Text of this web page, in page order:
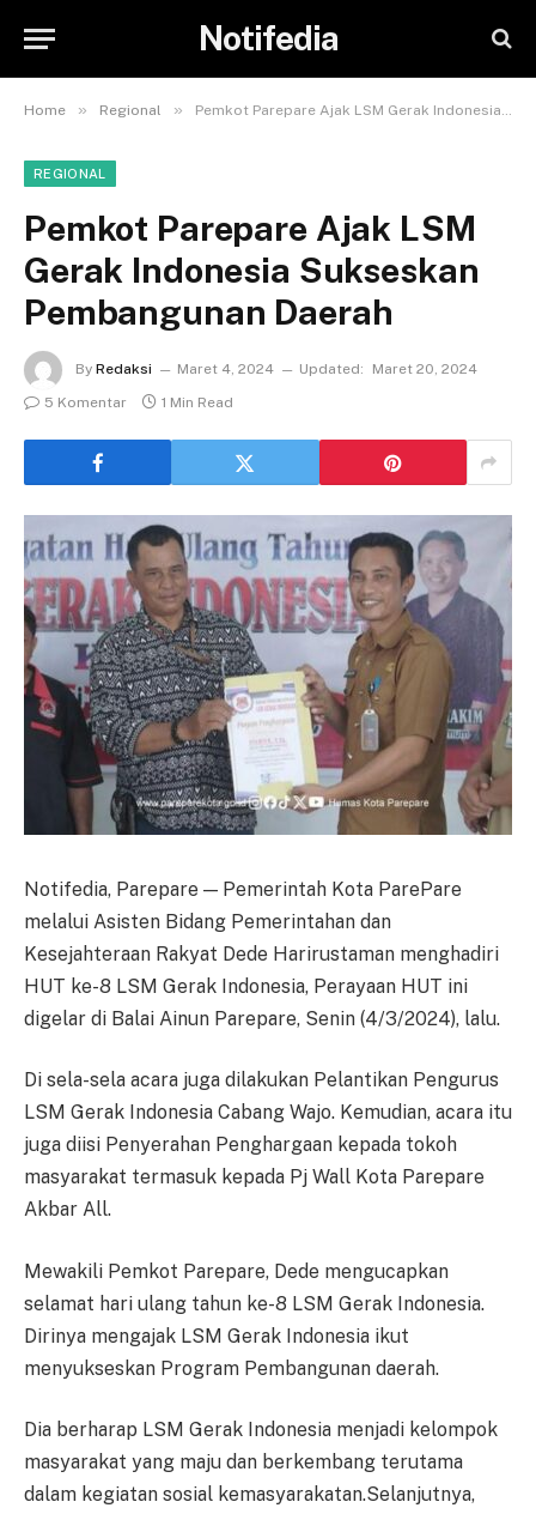
Notifedia
Home » Regional » Pemkot Parepare Ajak LSM Gerak Indonesia Sukseskan Pembangunan Daerah
REGIONAL
Pemkot Parepare Ajak LSM
Gerak Indonesia Sukseskan
Pembangunan Daerah
By Redaksi Maret 4, 2024 Updated:
Maret 20, 2024
5 Komentar
1 Min Read
Notifedia, Parepare — Pemerintah Kota ParePare
melalui Asisten Bidang Pemerintahan dan
Kesejahteraan Rakyat Dede Harirustaman menghadiri
HUT ke-8 LSM Gerak Indonesia, Perayaan HUT ini
digelar di Balai Ainun Parepare, Senin (4/3/2024), lalu.
Di sela-sela acara juga dilakukan Pelantikan Pengurus
LSM Gerak Indonesia Cabang Wajo. Kemudian, acara itu
juga diisi Penyerahan Penghargaan kepada tokoh
masyarakat termasuk kepada Pj Wall Kota Parepare
Akbar All.
Mewakili Pemkot Parepare, Dede mengucapkan
selamat hari ulang tahun ke-8 LSM Gerak Indonesia.
Dirinya mengajak LSM Gerak Indonesia ikut
menyukseskan Program Pembangunan daerah.
Dia berharap LSM Gerak Indonesia menjadi kelompok
masyarakat yang maju dan berkembang terutama
dalam kegiatan sosial kemasyarakatan.Selanjutnya,